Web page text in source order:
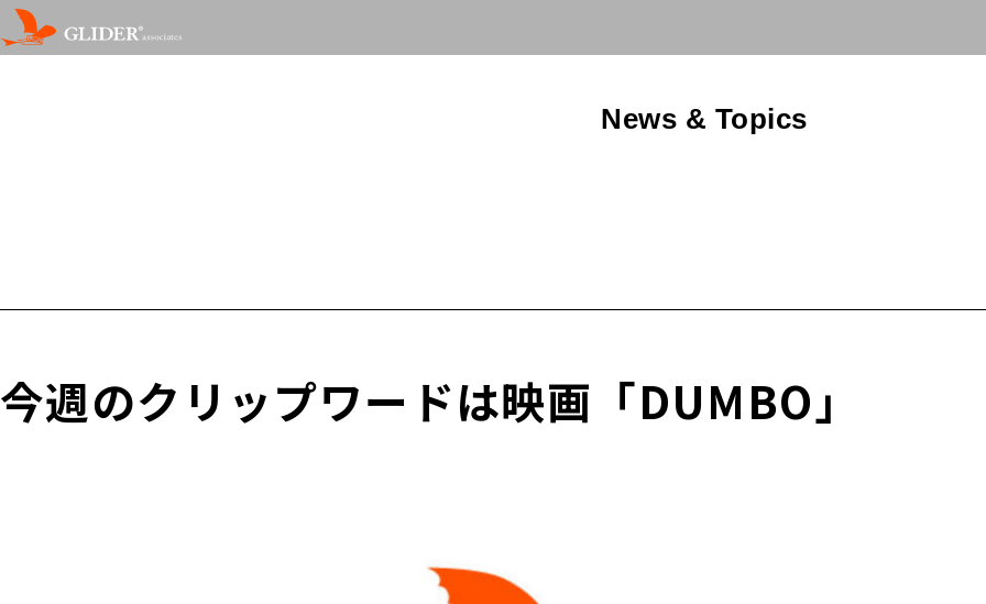
News & Topics
今週のクリップワードは映画「DUMBO」